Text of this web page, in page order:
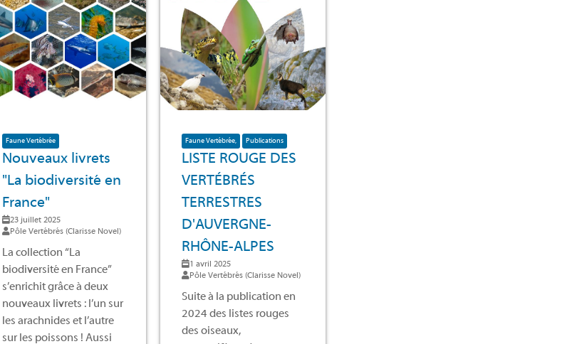
Faune Vertébrée
Nouveaux livrets
"La biodiversité en
France"
23 juillet 2025
Pôle Vertébrés (Clarisse Novel)
La collection “La
biodiversité en France”
s’enrichit grâce à deux
nouveaux livrets : l’un sur
les arachnides et l’autre
sur les poissons ! Aussi
Faune Vertébrée Publications
LISTE ROUGE DES
VERTÉBRÉS
TERRESTRES
D'AUVERGNE-
RHÔNE-ALPES
1 avril 2025
Pôle Vertébrés (Clarisse Novel)
Suite à la publication en
2024 des listes rouges
des oiseaux,